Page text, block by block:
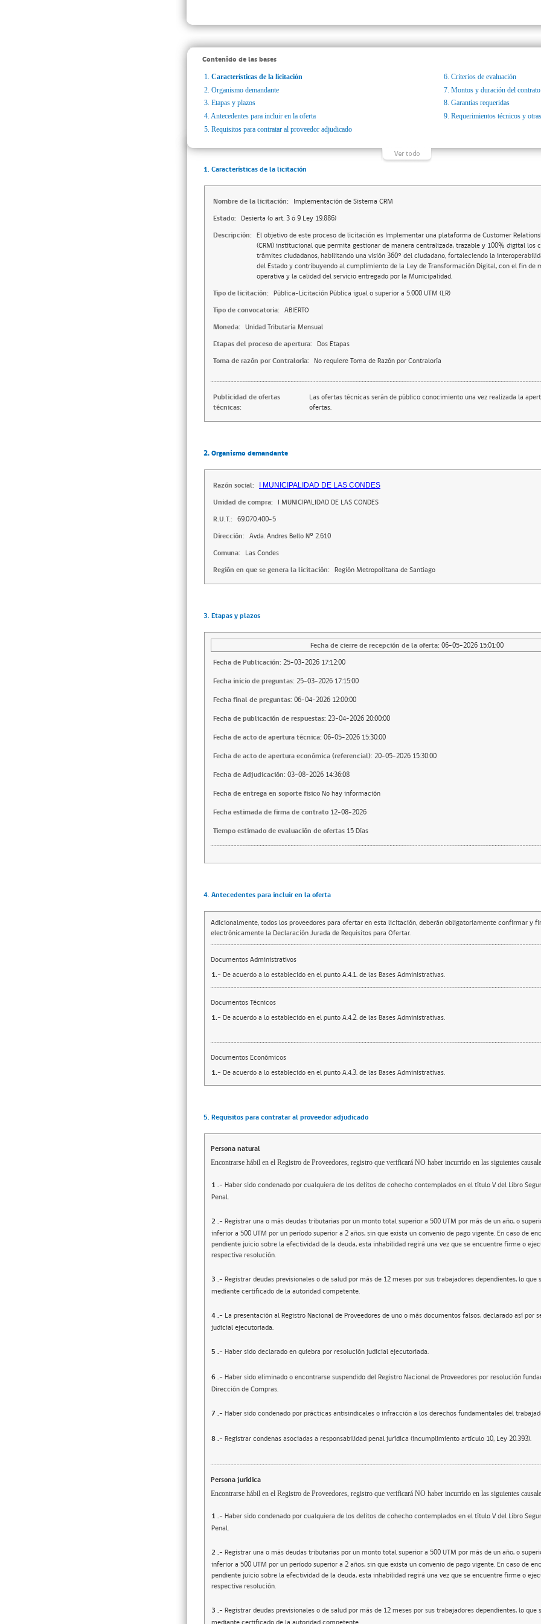
Contenido de las bases
1. Características de la licitación
2. Organismo demandante
3. Etapas y plazos
4. Antecedentes para incluir en la oferta
5. Requisitos para contratar al proveedor adjudicado
6. Criterios de evaluación
7. Montos y duración del contrato
8. Garantías requeridas
9. Requerimientos técnicos y
1. Características de la licitación
Nombre de la licitación: Implementación de Sistema CRM
Estado: Desierta (o art. 3 ó 9 Ley 19.886)
Descripción: El objetivo de este proceso de licitación es Implementar una plataforma de Customer
(CRM) institucional que permita gestionar de manera centralizada, trazable y 100% digital los
trámites ciudadanos, habilitando una visión 360° del ciudadano, fortaleciendo la
del Estado y contribuyendo al cumplimiento de la Ley de Transformación Digital, con el fin de
operativa y la calidad del servicio entregado por la Municipalidad.
Tipo de licitación: Pública-Licitación Pública igual o superior a 5.000 UTM (LR)
Tipo de convocatoria: ABIERTO
Moneda: Unidad Tributaria Mensual
Etapas del proceso de apertura: Dos Etapas
Toma de razón por Contraloría: No requiere Toma de Razón por Contraloría
Publicidad de ofertas
técnicas:
Las ofertas técnicas serán de público conocimiento una vez realizada la
ofertas.
2. Organismo demandante
Razón social: I MUNICIPALIDAD DE LAS CONDES
Unidad de compra: I MUNICIPALIDAD DE LAS CONDES
R.U.T.: 69.070.400-5
Dirección: Avda. Andres Bello Nº 2.610
Comuna: Las Condes
Región en que se genera la licitación: Región Metropolitana de Santiago
3. Etapas y plazos
Fecha de cierre de recepción de la oferta: 06-05-2026 15:01:00
Fecha de Publicación: 25-03-2026 17:12:00
Fecha inicio de preguntas: 25-03-2026 17:15:00
Fecha final de preguntas: 06-04-2026 12:00:00
Fecha de publicación de respuestas: 23-04-2026 20:00:00
Fecha de acto de apertura técnica: 06-05-2026 15:30:00
Fecha de acto de apertura económica (referencial): 20-05-2026 15:30:00
Fecha de Adjudicación: 03-08-2026 14:36:08
Fecha de entrega en soporte fisicoNo hay información
Fecha estimada de firma de contrato 12-08-2026
Tiempo estimado de evaluación de ofertas 15 Días
4. Antecedentes para incluir en la oferta
Adicionalmente, todos los proveedores para ofertar en esta licitación, deberán obligatoriamente confirmar y
electrónicamente la Declaración Jurada de Requisitos para Ofertar.
Documentos Administrativos
1.- De acuerdo a lo establecido en el punto A.4.1. de las Bases Administrativas.
Documentos Técnicos
1.- De acuerdo a lo establecido en el punto A.4.2. de las Bases Administrativas.
Documentos Económicos
1.- De acuerdo a lo establecido en el punto A.4.3. de las Bases Administrativas.
5. Requisitos para contratar al proveedor adjudicado
Persona natural
Encontrarse hábil en el Registro de Proveedores, registro que verificará NO haber incurrido en las siguientes
1.- Haber sido condenado por cualquiera de los delitos de cohecho contemplados en el título V del Libro
Penal.
2.- Registrar una o más deudas tributarias por un monto total superior a 500 UTM por más de un año, o
inferior a 500 UTM por un período superior a 2 años, sin que exista un convenio de pago vigente. En caso de
pendiente juicio sobre la efectividad de la deuda, esta inhabilidad regirá una vez que se encuentre firme o
respectiva resolución.
3 .- Registrar deudas previsionales o de salud por más de 12 meses por sus trabajadores dependientes, lo que
mediante certificado de la autoridad competente.
4.- La presentación al Registro Nacional de Proveedores de uno o más documentos falsos, declarado así por
judicial ejecutoriada.
5 .- Haber sido declarado en quiebra por resolución judicial ejecutoriada.
6.- Haber sido eliminado o encontrarse suspendido del Registro Nacional de Proveedores por resolución
Dirección de Compras.
7.- Haber sido condenado por prácticas antisindicales o infracción a los derechos fundamentales del
8.- Registrar condenas asociadas a responsabilidad penal jurídica (incumplimiento artículo 10, Ley 20.393).
Persona jurídica
Encontrarse hábil en el Registro de Proveedores, registro que verificará NO haber incurrido en las siguientes
1.- Haber sido condenado por cualquiera de los delitos de cohecho contemplados en el título V del Libro
Penal.
2.- Registrar una o más deudas tributarias por un monto total superior a 500 UTM por más de un año, o
inferior a 500 UTM por un período superior a 2 años, sin que exista un convenio de pago vigente. En caso de
pendiente juicio sobre la efectividad de la deuda, esta inhabilidad regirá una vez que se encuentre firme o
respectiva resolución.
3 .- Registrar deudas previsionales o de salud por más de 12 meses por sus trabajadores dependientes, lo que